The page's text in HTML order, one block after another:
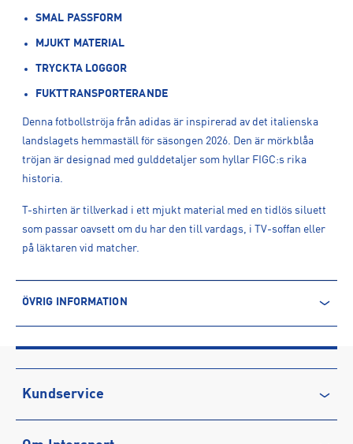
SMAL PASSFORM
MJUKT MATERIAL
TRYCKTA LOGGOR
FUKTTRANSPORTERANDE
Denna fotbollströja från adidas är inspirerad av det italienska
landslagets hemmaställ för säsongen 2026. Den är mörkblåa
tröjan är designad med gulddetaljer som hyllar FIGC:s rika
historia.
T-shirten är tillverkad i ett mjukt material med en tidlös siluett
som passar oavsett om du har den till vardags, i TV-soffan eller
på läktaren vid matcher.
ÖVRIG INFORMATION
Produktnummer: 1612569
Leverantörens produktnummer: JY7588
Artikelnummer: 161256901-BOBLUE
Kundservice